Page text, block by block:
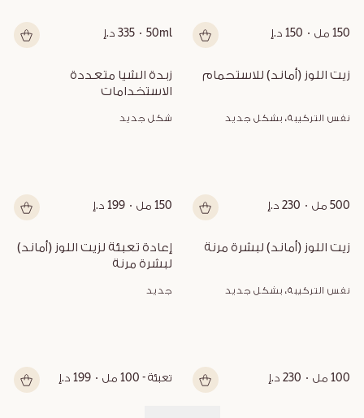
150 مل 150 د.إ 50ml 335 د.إ
زيت اللوز (أماند) للاستحمام
نفس التركيبة، بشكل جديد
500 مل 230 د.إ
الاستخدامات
شكل جديد
150 مل 199 د.إ
زيت اللوز (أماند) لبشرة مرنة
نفس التركيبة، بشكل جديد
100 مل 230 د.إ
لبشرة مرنة
جديد
تعبئة - 100 مل 199 د.إ